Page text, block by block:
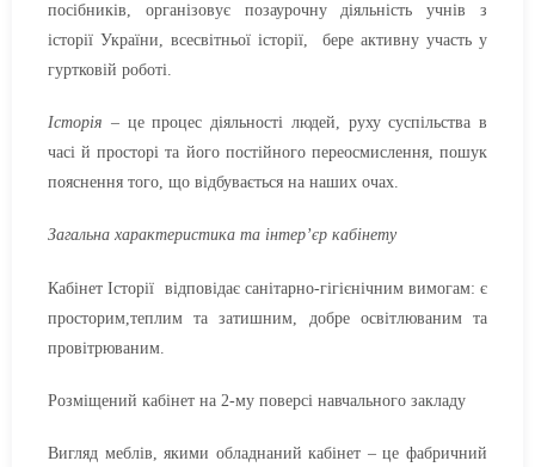
посібників, організовує позаурочну діяльність учнів з
історії України, всесвітньої історії, бере активну участь у
гуртковій роботі.
Іс­торія – це процес діяльності людей, руху суспільства в
часі й просторі та його постійного переосмислення, по­шук
пояснення того, що відбувається на наших очах.
Загальна характеристика та інтер’єр кабінету
Кабінет Історії відповіда­є санітарно-гігієнічним вимогам: є
просторим,теплим та затиш­ним, добре освітлюваним та
про­вітрюваним.
Розміщений кабінет на 2-му поверсі навчального закладу
Виг­ляд меблів, якими обладнаний ка­бінет – це фабричний